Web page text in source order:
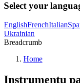
Select your
EnglishFrenchItalian
Ukrainian
Breadcrumb
Home
Instrumentų